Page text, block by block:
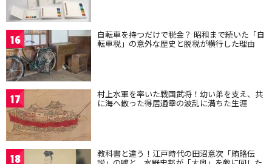
16 自転車を持つだけで税金？ 昭和まで続いた「自
転車税」の意外な歴史と脱税が横行した理由
17 村上水軍を率いた戦国武将！幼い弟を支え、共
に海へ散った得居通幸の波乱に満ちた生涯
18 教科書と違う！江戸時代の田沼意次「賄賂伝